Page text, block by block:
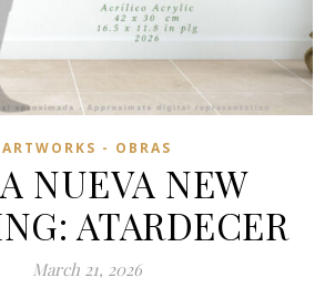
ARTWORKS - OBRAS
NUEVA NEW
ATARDECER
March 21, 2026